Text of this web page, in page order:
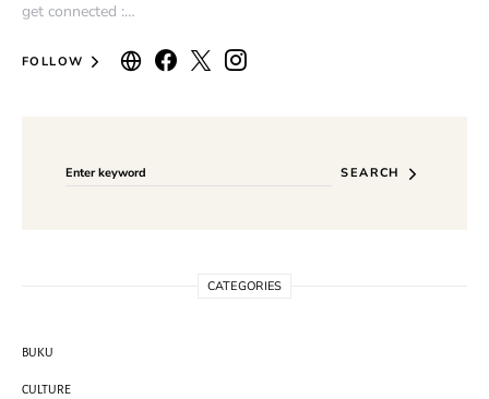
get connected :…
FOLLOW
SEARCH
CATEGORIES
BUKU
CULTURE